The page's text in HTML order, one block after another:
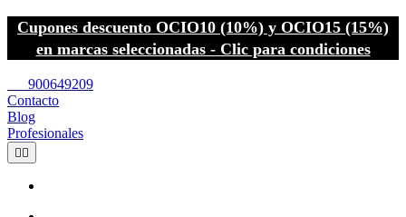
Cupones descuento OCIO10 (10%) y OCIO15 (15%)
en marcas seleccionadas - Clic para condiciones
900649209
Contacto
Blog
Profesionales
 